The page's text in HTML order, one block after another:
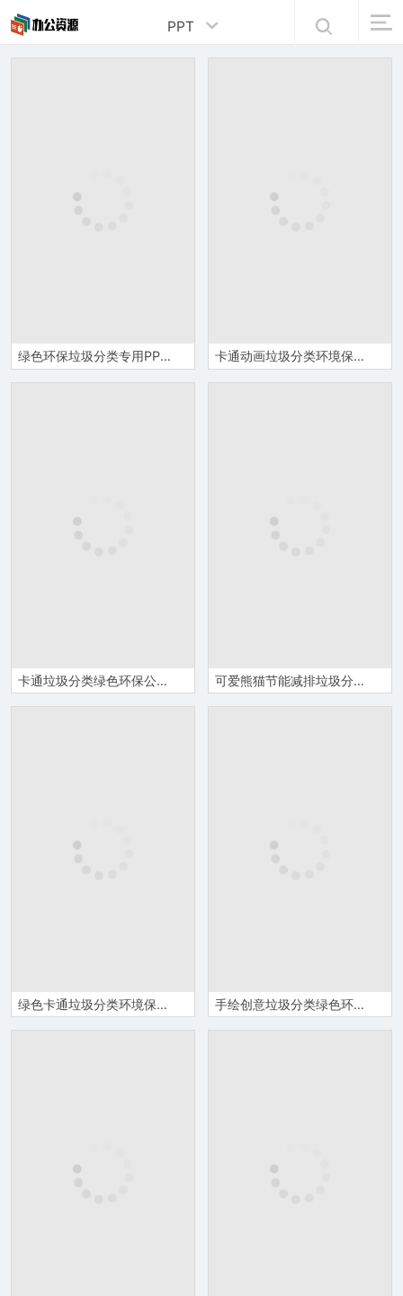
PPT
绿色环保垃圾分类专用PPT模板 卡通动画垃圾分类环境保护宣传教育PPT模板
卡通垃圾分类绿色环保公益宣传演讲报告PPT模板 可爱熊猫节能减排垃圾分类环保教育PPT模板
绿色卡通垃圾分类环境保护主题班会PPT模板 手绘创意垃圾分类绿色环保教育培训PPT模板